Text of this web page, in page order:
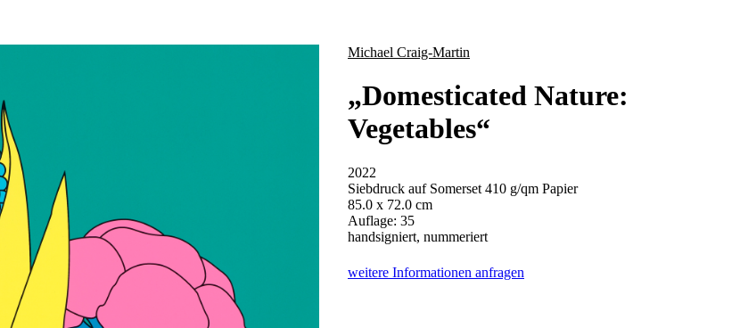
Michael Craig-Martin
„Domesticated Nature:
Vegetables“
2022
Siebdruck auf Somerset 410 g/qm Papier
85.0 x 72.0 cm
Auflage: 35
handsigniert, nummeriert
weitere Informationen anfragen